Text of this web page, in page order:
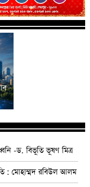
-ড. বিভূতি ভূষণ মিত্র
: মোহাম্মদ রবিউল আলম